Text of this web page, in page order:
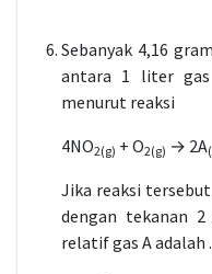
Sebanyak 4,16
antara 1 liter
menurut reaksi
4NO2(g) + O2(g) → 2A
Jika reaksi
dengan tekanan
relatif gas A adalah